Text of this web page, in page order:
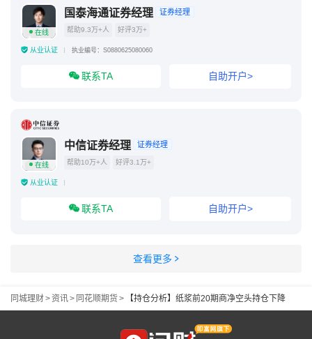
在线
国泰海通证券经理 证券经理
帮助9.3万+人 好评3万+
从业认证 执业编号：S0880625080060
联系TA 自助开户>
在线
中信证券经理 证券经理
帮助10万+人 好评3.1万+
从业认证
联系TA 自助开户>
查看更多
同城理财>资讯> 同花顺期货> 【持仓分析】纸浆前20期商净空头持仓下降